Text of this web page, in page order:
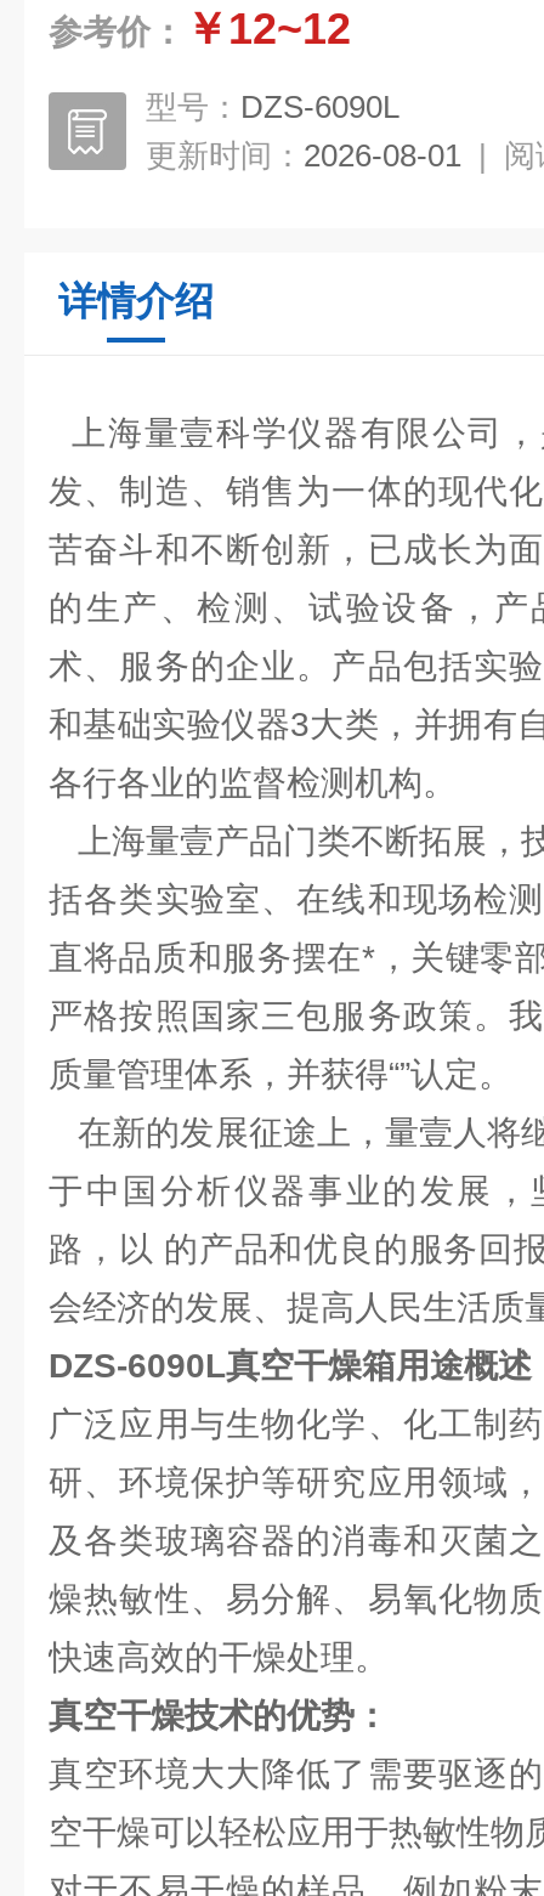
参考价： ￥12~12
型号： DZS-6090L
更新时间： 2026-08-01 | 阅
详情介绍
上海量壹科学仪器有限公司
发、制造、销售为一体的现代
苦奋斗和不断创新，已成长为
的生产、检测、试验设备，
术、服务的企业。产品包括实
和基础实验仪器3大类，并拥有
各行各业的监督检测机构。
上海量壹产品门类不断拓展，
括各类实验室、在线和现场检
直将品质和服务摆在*，关键零
严格按照国家三包服务政策。
质量管理体系，并获得“”认定。
在新的发展征途上，量壹人将
于中国分析仪器事业的发展，
路，以 的产品和优良的服务回
会经济的发展、提高人民生活质
DZS-6090L真空干燥箱用途概述
广泛应用与生物化学、化工制
研、环境保护等研究应用领域
及各类玻璃容器的消毒和灭菌
燥热敏性、易分解、易氧化物
快速高效的干燥处理。
真空干燥技术的优势：
真空环境大大降低了需要驱逐
空干燥可以轻松应用于热敏性物